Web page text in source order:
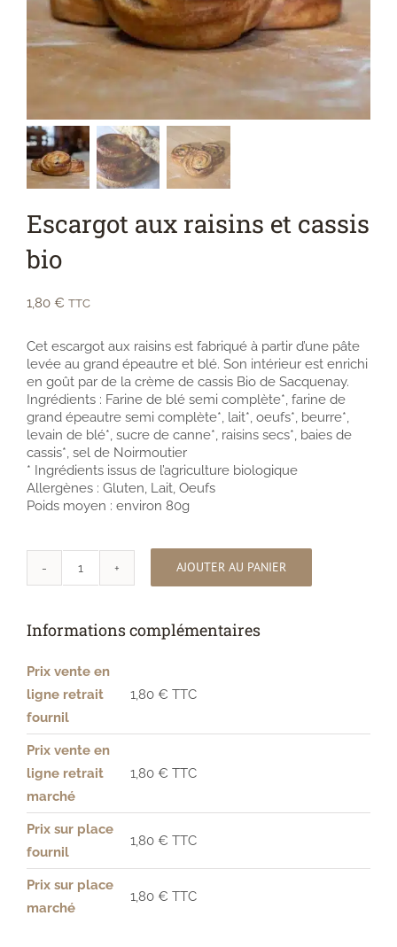
Contact
Escargot aux raisins et cassis
bio
1,80 € TTC
Cet escargot aux raisins est fabriqué à partir d’une pâte
levée au grand épeautre et blé. Son intérieur est enrichi
en goût par de la crème de cassis Bio de Sacquenay.
Ingrédients : Farine de blé semi complète*, farine de
grand épeautre semi complète*, lait*, oeufs*, beurre*,
levain de blé*, sucre de canne*, raisins secs*, baies de
cassis*, sel de Noirmoutier
* Ingrédients issus de l’agriculture biologique
Allergènes : Gluten, Lait, Oeufs
Poids moyen : environ 80g
quantité
aux
et
cassis
bio
AJOUTER AU PANIER
Informations complémentaires
Prix vente en
ligne retrait
fournil
1,80 € TTC
Prix vente en
ligne retrait
marché
1,80 € TTC
Prix sur place
fournil
1,80 € TTC
Prix sur place
marché
1,80 € TTC